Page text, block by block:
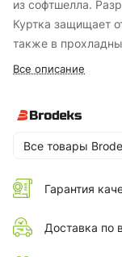
из софтшелла.
Куртка защищает
также в
продувается.
движений и
вариант для
Все описание
Все товары
Гарантия
Доставка по